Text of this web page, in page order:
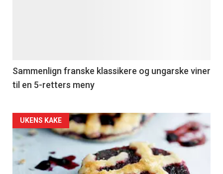
5
Sammenlign franske klassikere og ungarske viner
til en 5-retters meny
Forsiden
akkurat
nå
UKENS KAKE